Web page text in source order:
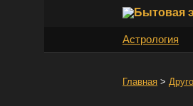
Астрология
Главная >